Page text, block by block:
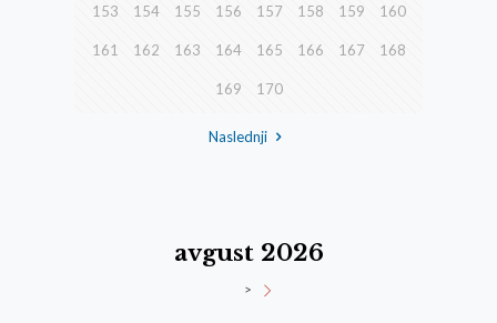
153 154 155 156 157 158 159 160
161 162 163 164 165 166 167 168
169 170
Naslednji
avgust 2026
>